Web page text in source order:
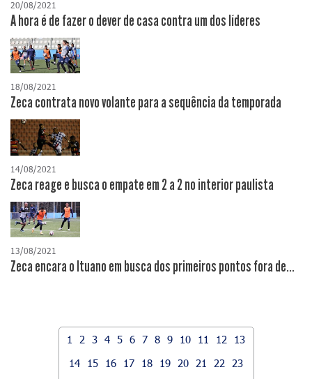
20/08/2021
A hora é de fazer o dever de casa contra um dos líderes
18/08/2021
Zeca contrata novo volante para a sequência da temporada
14/08/2021
Zeca reage e busca o empate em 2 a 2 no interior paulista
13/08/2021
Zeca encara o Ituano em busca dos primeiros pontos fora de...
1 2 3 4 5 6 7 8 9 10 11 12
13
14
15 16 17 18 19 20 21 22
23